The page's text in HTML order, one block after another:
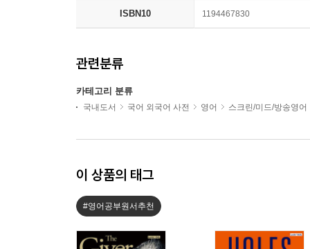
ISBN10 1194467830
관련분류
카테고리 분류
국내도서 국어 외국어 사전 영어 스크린/미드/방송영어
이 상품의 태그
#영어공부원서추천